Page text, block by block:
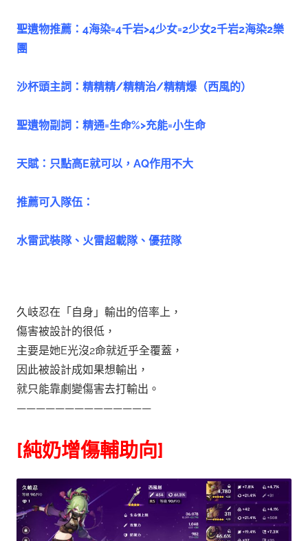
聖遺物推薦：4海染=4千岩>4少女=2少女2千岩2海染2樂
團
沙杯頭主詞：精精精/精精治/精精爆（西風的）
聖遺物副詞：精通=生命%>充能=小生命
天賦：只點高E就可以，AQ作用不大
推薦可入隊伍：
水雷武裝隊、火雷超載隊、優菈隊
久岐忍在「自身」輸出的倍率上，
傷害被設計的很低，
主要是她E光沒2命就近乎全覆蓋，
因此被設計成如果想輸出，
就只能靠劇變傷害去打輸出。
——————————————
[純奶增傷輔助向]